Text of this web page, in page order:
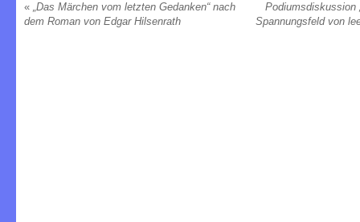
« „Das Märchen vom letzten Gedanken“ nach
dem Roman von Edgar Hilsenrath
Podiumsdiskussion
Spannungsfeld von